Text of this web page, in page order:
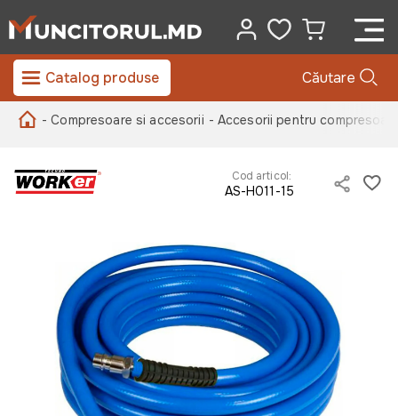
Catalog produse Căutare
- Compresoare si accesorii - Accesorii pentru
Cod articol:
AS-H011-15